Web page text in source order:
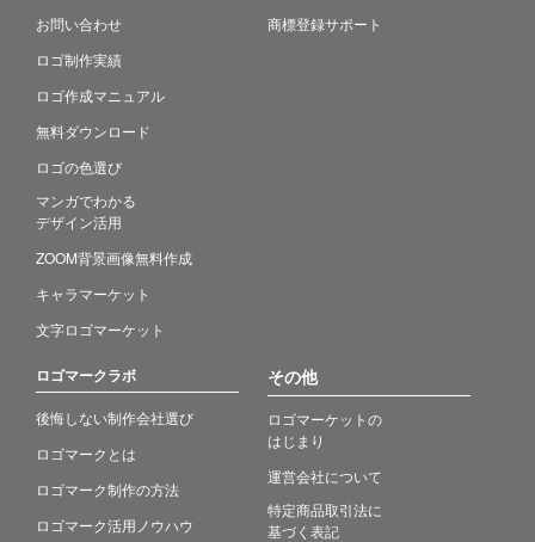
お問い合わせ
ロゴ制作実績
ロゴ作成マニュアル
無料ダウンロード
ロゴの色選び
マンガでわかる
デザイン活用
ZOOM背景画像無料作成
キャラマーケット
文字ロゴマーケット
商標登録サポート
ロゴマークラボ
後悔しない制作会社選び
ロゴマークとは
ロゴマーク制作の方法
ロゴマーク活用ノウハウ
その他
ロゴマーケットの
はじまり
運営会社について
特定商品取引法に
基づく表記